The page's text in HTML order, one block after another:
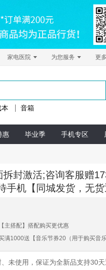
家电医院 为您服务 更
音箱
惠 毕业季 手机专区
拆封激活;咨询客服赠
手机【同城发货，无货
【主搭配】搭配购买更优惠
满1000送【音乐节券20（用于购买音
未使用，保证为全新品支持30